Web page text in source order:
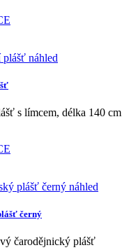
náhled
s límcem, délka 140 cm
náhled
černý
čarodějnický plášť